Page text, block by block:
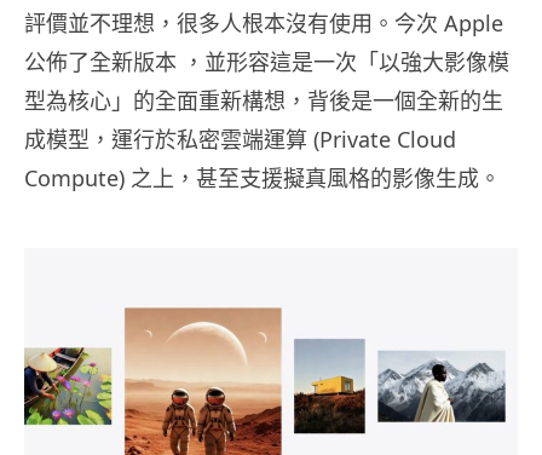
評價並不理想，很多人根本沒有使用。今次 Apple
公佈了全新版本 ，並形容這是一次「以強大影像模
型為核心」的全面重新構想，背後是一個全新的生
成模型，運行於私密雲端運算 (Private Cloud
Compute) 之上，甚至支援擬真風格的影像生成。